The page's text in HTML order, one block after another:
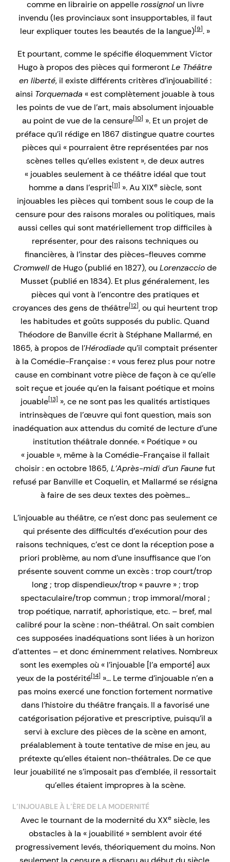
comme en librairie on appellerossignolun livre
invendu (les provinciaux sont insupportables, il faut
leur expliquer toutes les beautés de la langue)[9]. »
Et pourtant, comme le spécifie éloquemment Victor
Hugo à propos des pièces qui formerontLe Théâtre
en liberté, il existe différents critères d’injouabilité :
ainsi Torquemada « est complètement jouable à tous
les points de vue de l’art, mais absolument injouable
au point de vue de la censure[10] ». Et un projet de
préface qu’il rédige en 1867 distingue quatre courtes
pièces qui « pourraient être représentées par nos
scènes telles qu’elles existent », de deux autres
« jouables seulement à ce théâtre idéal que tout
homme a dans l’esprit[11]». Au XIXesiècle, sont
injouables les pièces qui tombent sous le coup de la
censure pour des raisons morales ou politiques, mais
aussi celles qui sont matériellement trop difficiles à
représenter, pour des raisons techniques ou
financières, à l’instar des pièces-fleuves comme
Cromwellde Hugo (publié en 1827), ou Lorenzacciode
Musset (publié en 1834). Et plus généralement, les
pièces qui vont à l’encontre des pratiques et
croyances des gens de théâtre[12], ou qui heurtent trop
les habitudes et goûts supposés du public. Quand
Théodore de Banville écrit à Stéphane Mallarmé, en
1865, à propos de l’Hérodiadequ’il comptait présenter
à la Comédie-Française : « vous ferez plus pour notre
cause en combinant votre pièce de façon à ce qu’elle
soit reçue et jouée qu’en la faisant poétique et moins
jouable[13]», ce ne sont pas les qualités artistiques
intrinsèques de l’œuvre qui font question, mais son
inadéquation aux attendus du comité de lecture d’une
institution théâtrale donnée. « Poétique » ou
« jouable », même à la Comédie-Française il fallait
choisir : en octobre 1865, L’Après-midi d’un Faunefut
refusé par Banville et Coquelin, et Mallarmé se résigna
à faire de ses deux textes des poèmes…
L’injouable au théâtre, ce n’est donc pas seulement ce
qui présente des difficultés d’exécution pour des
raisons techniques, c’est ce dont la réception pose a
priori problème, au nom d’une insuffisance que l’on
présente souvent comme un excès : trop court/trop
long ; trop dispendieux/trop « pauvre » ; trop
spectaculaire/trop commun ; trop immoral/moral ;
trop poétique, narratif, aphoristique, etc. – bref, mal
calibré pour la scène : non-théâtral. On sait combien
ces supposées inadéquations sont liées à un horizon
d’attentes – et donc éminemment relatives. Nombreux
sont les exemples où « l’injouable [l’a emporté] aux
yeux de la postérité[14] »… Le terme d’injouable n’en a
pas moins exercé une fonction fortement normative
dans l’histoire du théâtre français. Il a favorisé une
catégorisation péjorative et prescriptive, puisqu’il a
servi à exclure des pièces de la scène en amont,
préalablement à toute tentative de mise en jeu, au
prétexte qu’elles étaient non-théâtrales. De ce que
leur jouabilité ne s’imposait pas d’emblée, il ressortait
qu’elles étaient impropres à la scène.
L’INJOUABLE À L’ÈRE DE LA MODERNITÉ
Avec le tournant de la modernité du XXesiècle, les
obstacles à la « jouabilité » semblent avoir été
progressivement levés, théoriquement du moins. Non